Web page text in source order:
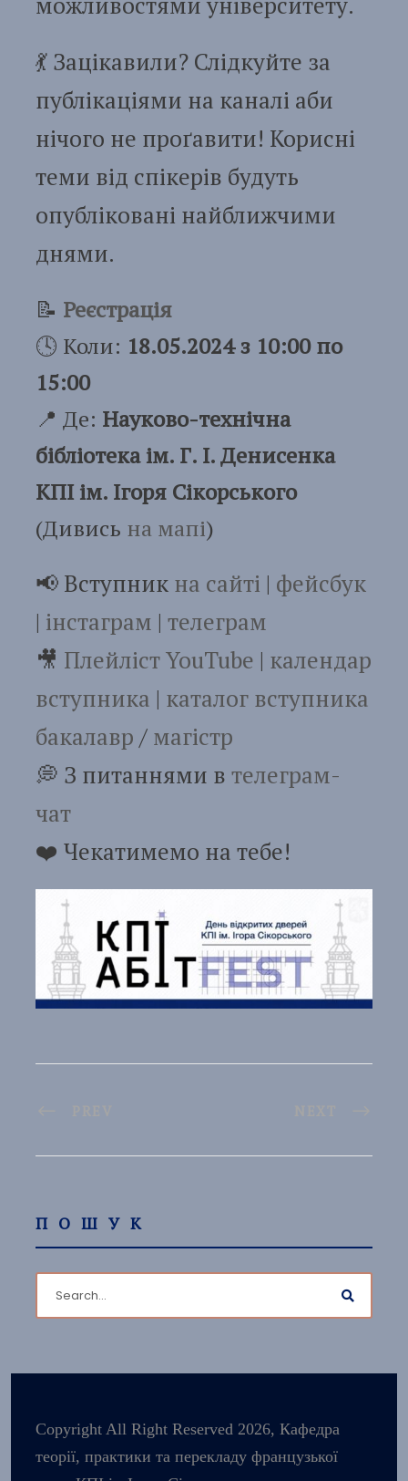
💃 Зацікавили? Слідкуйте за
публікаціями на каналі аби
нічого не проґавити! Корисні
теми від спікерів будуть
опубліковані найближчими
днями.
📝 Реєстрація
🕓 Коли: 18.05.2024 з 10:00 по
15:00
📍 Де: Науково-технічна
бібліотека ім. Г. І. Денисенка
КПІ ім. Ігоря Сікорського
(Дивись на мапі)
📢 Вступник на сайті | фейсбук
| інстаграм | телеграм
🎥 Плейліст YouTube | календар
вступника | каталог вступника
бакалавр / магістр
💭 З питаннями в телеграм-
чат
❤️ Чекатимемо на тебе!
ПОШУК
Copyright All Right Reserved 2026, Кафедра
теорії, практики та перекладу французької